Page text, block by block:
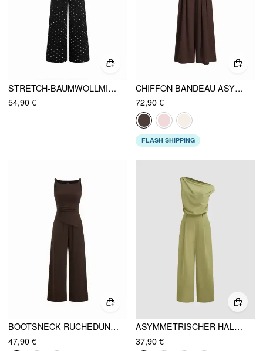
STRETCH-BAUMWOLLMIX V-AUSSCHNITT RAFFUNG WEITES BEIN OVERALL
54,90 €
CHIFFON BANDEAU ASYM. LACE-UP WIDE LEG OVERALL MIT SCHAL
72,90 €
FLASH SHIPPING
BOOTSNECK-RUCHEDUNG ASYMMETRISCHER SAUM WEITES BEIN JUMPSUIT
47,90 €
ASYMMETRISCHER HALS, EINFARBIG, TASCHEN, BREITBEINIGER OVERALLS
37,90 €